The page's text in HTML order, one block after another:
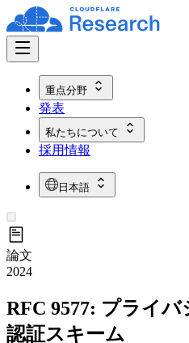
重点分野
発表
私たちについて
採用情報
日本語
論文
2024
RFC 9577: プライ
認証スキーム